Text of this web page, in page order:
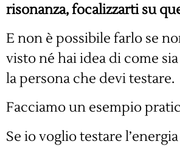
risonanza, focalizzarti su
E non è possibile farlo se
visto né hai idea di come
la persona che devi testare.
Facciamo un esempio
Se io voglio testare